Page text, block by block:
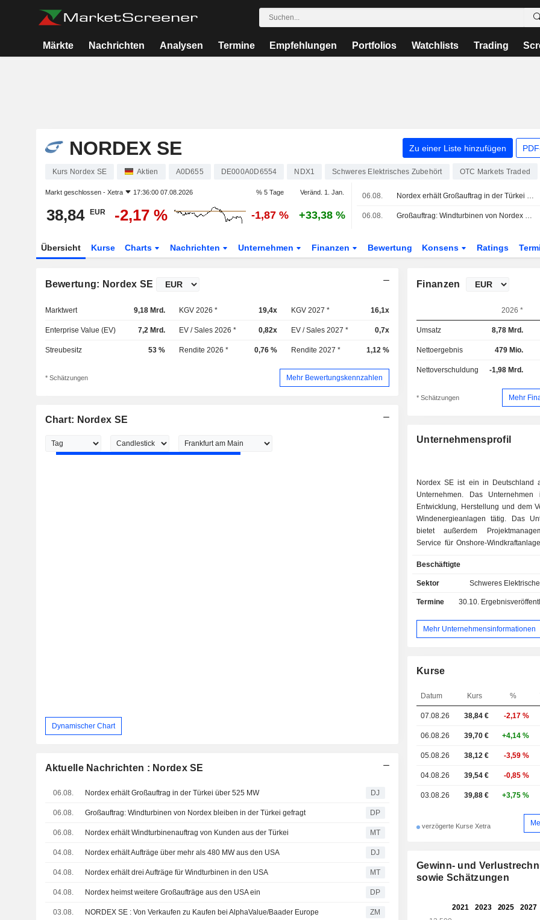
Märkte Nachrichten Analysen Termine Empfehlungen Portfolios Watchlists Trading
NORDEX SE Zu einer Liste hinzufügen
Kurs Nordex SE Aktien A0D655 DE000A0D6554 NDX1 Schweres Elektrisches Zubehört OTC Markets Traded
Markt geschlossen - Xetra 17:36:00 07.08.2026 % 5 Tage Veränd. 1. Jan.
38,84 EUR -2,17 % -1,87 % +33,38 %
06.08. Nordex erhält Großauftrag in der Türkei über 525 MW
06.08. Großauftrag: Windturbinen von Nordex bleiben in der Türkei gefragt
Übersicht Kurse Charts Nachrichten Unternehmen Finanzen Bewertung Konsens Ratings
Bewertung: Nordex SE
Marktwert 9,18 Mrd. KGV 2026 * 19,4x KGV 2027 * 16,1x
Enterprise Value (EV) 7,2 Mrd. EV / Sales 2026 * 0,82x EV / Sales 2027 * 0,7x
Streubesitz 53 % Rendite 2026 * 0,76 % Rendite 2027 * 1,12 %
* Schätzungen Mehr Bewertungskennzahlen
Chart: Nordex SE
Dynamischer Chart
Aktuelle Nachrichten : Nordex SE
06.08. Nordex erhält Großauftrag in der Türkei über 525 MW DJ
06.08. Großauftrag: Windturbinen von Nordex bleiben in der Türkei gefragt DP
06.08. Nordex erhält Windturbinenauftrag von Kunden aus der Türkei MT
04.08. Nordex erhält Aufträge über mehr als 480 MW aus den USA DJ
04.08. Nordex erhält drei Aufträge für Windturbinen in den USA MT
04.08. Nordex heimst weitere Großaufträge aus den USA ein DP
03.08. NORDEX SE : Von Verkaufen zu Kaufen bei AlphaValue/Baader Europe ZM
Finanzen
2026 *
Umsatz 8,78 Mrd.
Nettoergebnis 479 Mio.
Nettoverschuldung -1,98 Mrd.
* Schätzungen Mehr
Unternehmensprofil
Nordex SE ist ein in Deutschland
Unternehmen. Das
Entwicklung, Herstellung und dem
Windenergieanlagen tätig. Das
bietet außerdem
Service für Onshore-
die Nordex N149/4.0-4.5, N175/6.X,
Zu den Dienstleistungen des
die Wartung und
Verbesserungen für bestehende
Beschäftigte
Sektor Schweres
Termine 30.10.
Mehr Unternehmensinformationen
Kurse
Datum Kurs %
07.08.26 38,84 € -2,17 %
06.08.26 39,70 € +4,14 %
05.08.26 38,12 € -3,59 %
04.08.26 39,54 € -0,85 %
03.08.26 39,88 € +3,75 %
verzögerte Kurse Xetra
Gewinn- und
sowie Schätzungen